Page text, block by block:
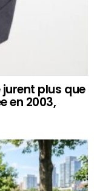
plus que
en 2003,